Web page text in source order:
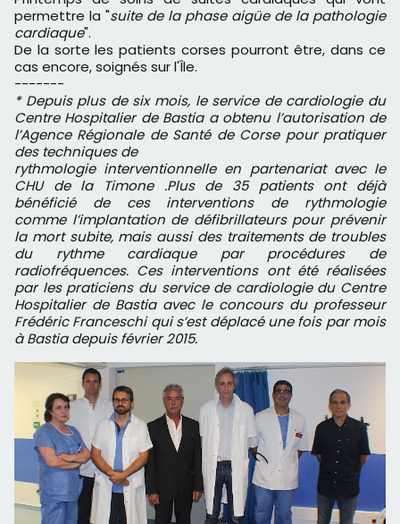
permettre la "suite de la phase aigüe de la pathologie
cardiaque".
De la sorte les patients corses pourront être, dans ce
cas encore, soignés sur l'Île.
-------
* Depuis plus de six mois, le service de cardiologie du
Centre Hospitalier de Bastia a obtenu l’autorisation de
l’Agence Régionale de Santé de Corse pour pratiquer
des techniques de
rythmologie interventionnelle en partenariat avec le
CHU de la Timone .Plus de 35 patients ont déjà
bénéficié de ces interventions de rythmologie
comme l’implantation de défibrillateurs pour prévenir
la mort subite, mais aussi des traitements de troubles
du rythme cardiaque par procédures de
radiofréquences. Ces interventions ont été réalisées
par les praticiens du service de cardiologie du Centre
Hospitalier de Bastia avec le concours du professeur
Frédéric Franceschi qui s’est déplacé une fois par mois
à Bastia depuis février 2015.